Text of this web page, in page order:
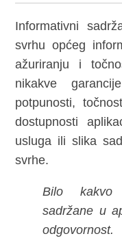
Informativni
svrhu općeg
ažuriranju i
nikakve
potpunosti,
dostupnosti
usluga ili slika
svrhe.
Bilo kakvo
sadržane u
odgovornost.